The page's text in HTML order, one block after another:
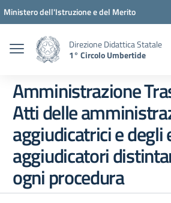
Vai ai contenuti
Vai al menu di navigazione
Vai al footer
Ministero dell'Istruzione e del Merito
Direzione Didattica Statale
1° Circolo Umbertide
Amministrazione
Atti delle
aggiudicatrici e degli
aggiudicatori
ogni procedura